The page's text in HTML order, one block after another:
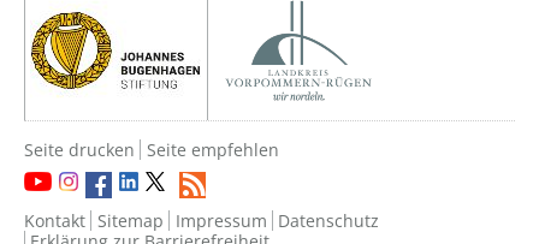
Seite drucken Seite empfehlen
Kontakt Sitemap Impressum Datenschutz